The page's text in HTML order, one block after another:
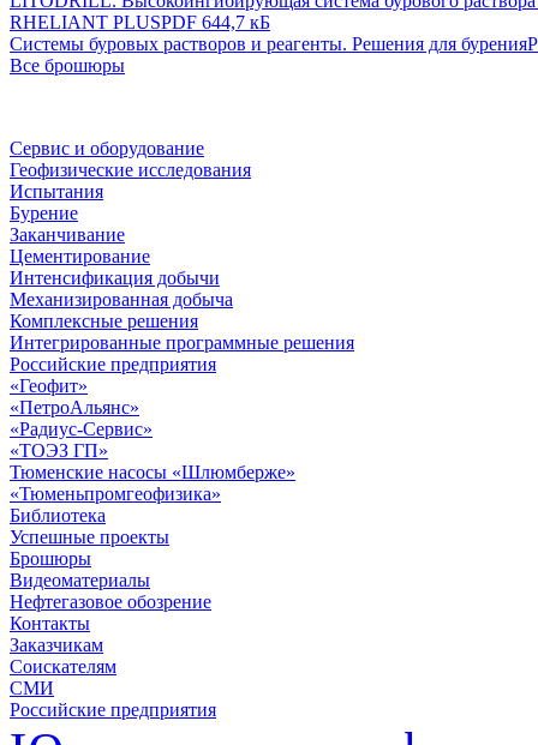
RHELIANT PLUSPDF 644,7 кБ
Системы буровых растворов и реагенты. Решения для бурения
Все брошюры
Сервис и оборудование
Геофизические исследования
Испытания
Бурение
Заканчивание
Цементирование
Интенсификация добычи
Механизированная добыча
Комплексные решения
Интегрированные программные решения
Российские предприятия
«Геофит»
«ПетроАльянс»
«Радиус-Сервис»
«ТОЭЗ ГП»
Тюменские насосы «Шлюмберже»
«Тюменьпромгеофизика»
Библиотека
Успешные проекты
Брошюры
Видеоматериалы
Нефтегазовое обозрение
Контакты
Заказчикам
Соискателям
СМИ
Российские предприятия